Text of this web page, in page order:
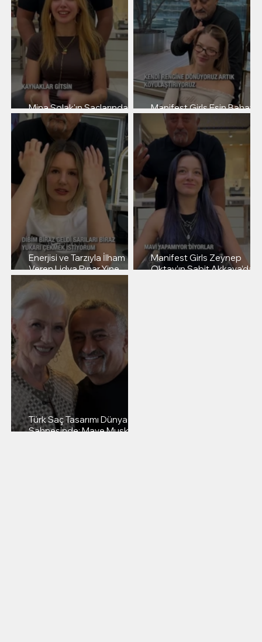
Mina Solak'ın Saçlarında
Sabit Akkaya İmzası
Manifest Girls Esin Bahat'ın
Saç Yolculuğu
Enerjisi ve Tarzıyla İlham
Veren Lidya Pınar Yine
Bizimle!
Manifest Girls Zeynep
Oktay’ın Sabit Akkaya’daki
Türk Saç Tasarımı Dünya
Sahnesinde: Maye Musk’ın